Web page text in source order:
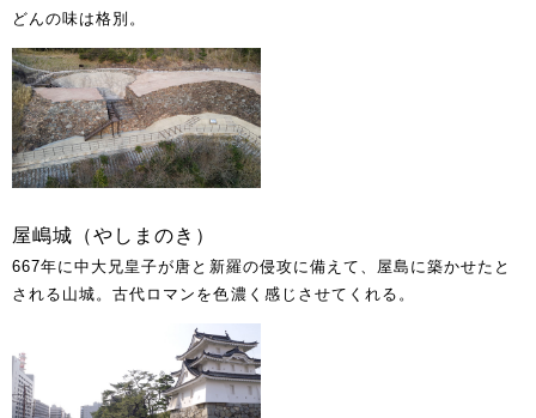
どんの味は格別。
屋嶋城（やしまのき）
667年に中大兄皇子が唐と新羅の侵攻に備えて、屋島に築かせたと
される山城。古代ロマンを色濃く感じさせてくれる。